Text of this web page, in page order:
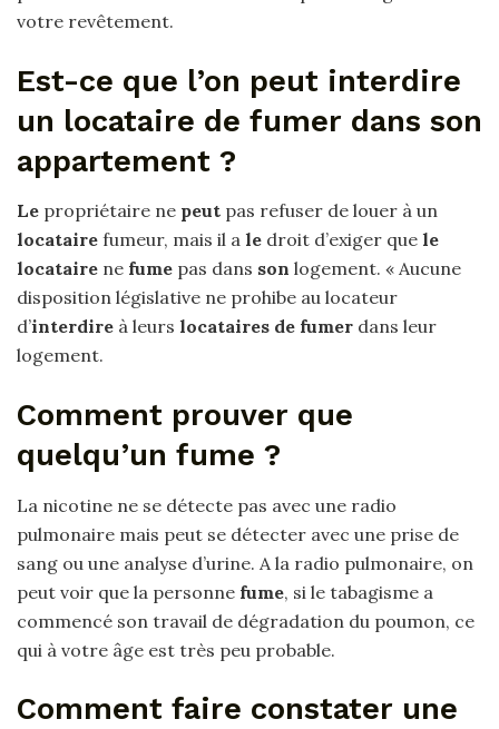
votre revêtement.
Est-ce que l’on peut interdire
un locataire de fumer dans son
appartement ?
Le propriétaire ne peut pas refuser de louer à un
locataire fumeur, mais il a le droit d’exiger que le
locataire ne fume pas dans son logement. « Aucune
disposition législative ne prohibe au locateur
d’interdire à leurs locataires de fumer dans leur
logement.
Comment prouver que
quelqu’un fume ?
La nicotine ne se détecte pas avec une radio
pulmonaire mais peut se détecter avec une prise de
sang ou une analyse d’urine. A la radio pulmonaire, on
peut voir que la personne fume, si le tabagisme a
commencé son travail de dégradation du poumon, ce
qui à votre âge est très peu probable.
Comment faire constater une